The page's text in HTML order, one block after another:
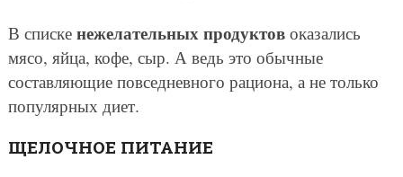
В списке нежелательных продуктовоказались
мясо, яйца, кофе, сыр. А ведь это обычные
составляющие повседневного рациона, а не только
популярных диет.
ЩЕЛОЧНОЕ ПИТАНИЕ